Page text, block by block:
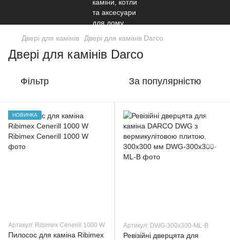
Двері для камінів Двері для камінів Darco
Двері для камінів Darco
Фільтр За популярністю
НОВИНКА
Артикул: Ribimex Cenerill 1000 W
Пилосос для каміна Ribimex
Артикул: DWG-300x300-ML-B
Ревізійні дверцята для